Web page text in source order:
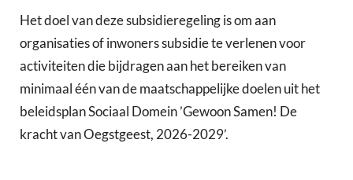
Het doel van deze subsidieregeling is om aan
organisaties of inwoners subsidie te verlenen voor
activiteiten die bijdragen aan het bereiken van
minimaal één van de maatschappelijke doelen uit het
beleidsplan Sociaal Domein ’Gewoon Samen! De
kracht van Oegstgeest, 2026-2029’.